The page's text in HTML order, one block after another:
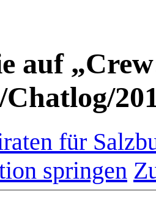
auf
für
springen